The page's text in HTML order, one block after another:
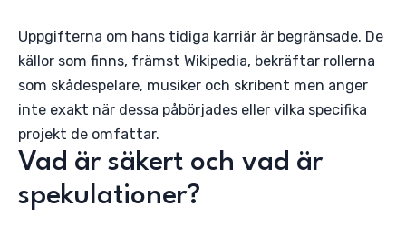
Uppgifterna om hans tidiga karriär är begränsade. De
källor som finns, främst Wikipedia, bekräftar rollerna
som skådespelare, musiker och skribent men anger
inte exakt när dessa påbörjades eller vilka specifika
projekt de omfattar.
Vad är säkert och vad är
spekulationer?